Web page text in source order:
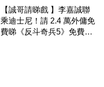
【誠哥請睇戲 】李嘉誠聯
乘迪士尼！請 2.4 萬外傭免
費睇《反斗奇兵5》免費包